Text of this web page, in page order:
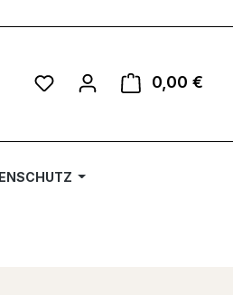
Du hast 0 Produkte auf
0,00 €